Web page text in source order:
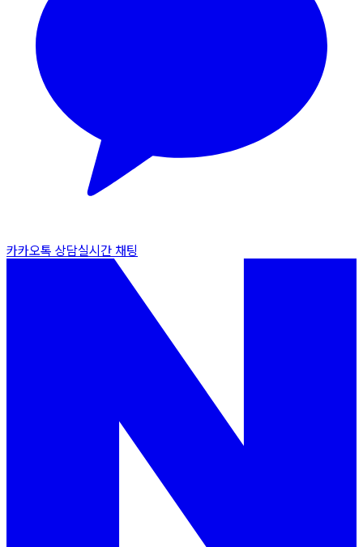
카카오톡 상담실시간 채팅